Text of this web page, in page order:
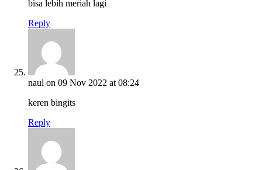
bisa lebih meriah lagi
Reply
naul on 09 Nov 2022 at 08:24
keren bingits
Reply